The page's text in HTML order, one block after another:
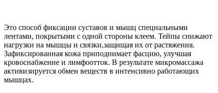
Это способ фиксации суставов и мышц специальными
лентами, покрытыми с одной стороны клеем. Тейпы снижают
нагрузки на мышцы и связки,защищая их от растяжения.
Зафиксированная кожа приподнимает фасцию, улучшая
кровоснабжение и лимфоотток. В результате микромассажа
активизируется обмен веществ в интенсивно работающих
мышцах.